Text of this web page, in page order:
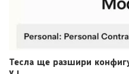
Тесла ще разшири